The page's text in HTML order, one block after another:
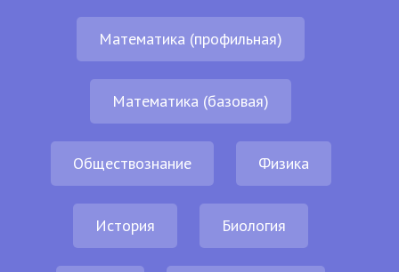
Математика (профильная)
Математика (базовая)
Обществознание Физика
История Биология